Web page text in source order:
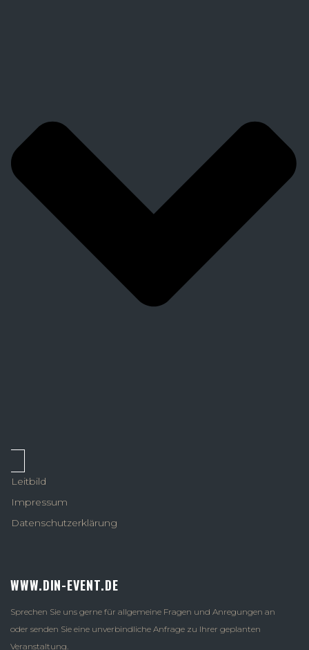
Leitbild
Impressum
Datenschutzerklärung
WWW.DIN-EVENT.DE
Sprechen Sie uns gerne für allgemeine Fragen und Anregungen an
oder senden Sie eine unverbindliche Anfrage zu Ihrer geplanten
Veranstaltung.